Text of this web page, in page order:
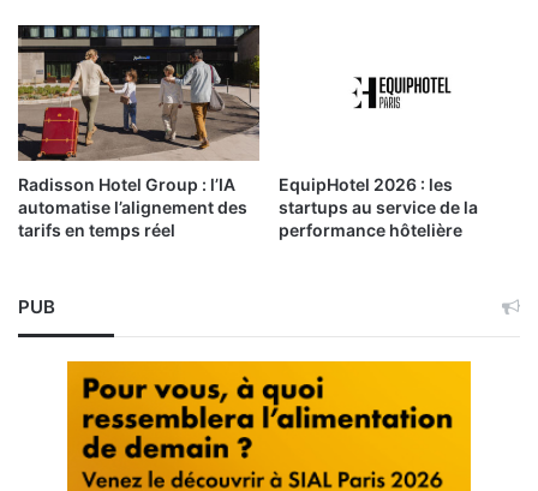
Radisson Hotel Group : l’IA
automatise l’alignement des
tarifs en temps réel
EquipHotel 2026 : les
startups au service de la
performance hôtelière
PUB